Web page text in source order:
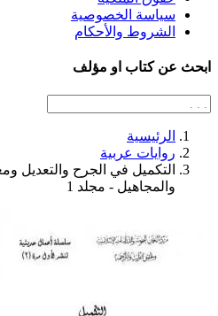
سياسة الخصوصية
الشروط والأحكام
ابحث عن كتاب او مؤلف
الرئيسية
روايات عربية
التكميل في الجرح والتعديل
والمجاهيل - مجلد 1